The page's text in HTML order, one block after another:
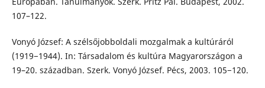
107–122.
Vonyó József: A szélsőjobboldali mozgalmak a kultúráról
(1919−1944). In: Társadalom és kultúra Magyarországon a
19–20. században. Szerk. Vonyó József. Pécs, 2003. 105−120.